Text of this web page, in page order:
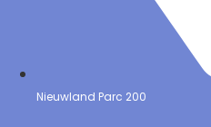
Nieuwland Parc 200